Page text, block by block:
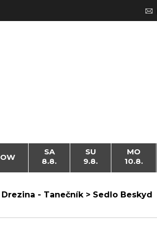
SA
8.8.
SU
9.8.
MO
10.8.
- Tanečník > Sedlo Beskyd